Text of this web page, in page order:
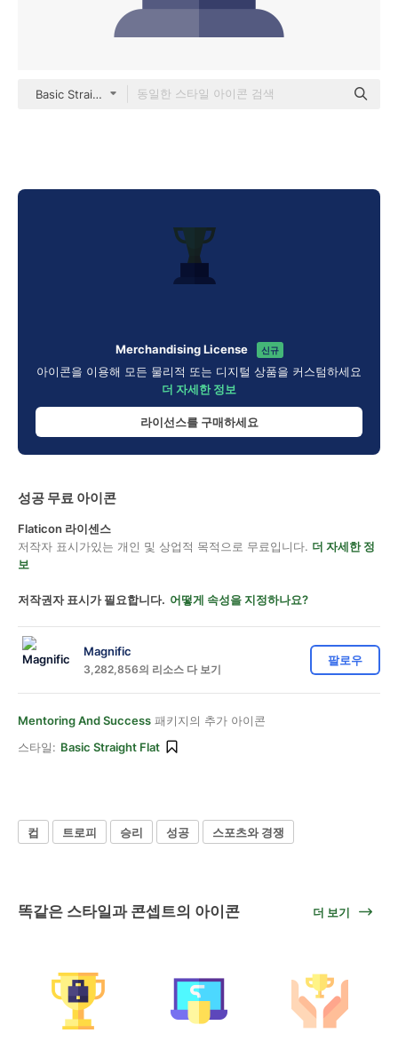
Basic Straight Flat
Merchandising License 신규
아이콘을 이용해 모든 물리적 또는 디지털 상품을 커스텀하세요
더 자세한 정보
라이선스를 구매하세요
성공 무료 아이콘
Flaticon 라이센스
저작자 표시가있는 개인 및 상업적 목적으로 무료입니다. 더 자세한 정
보
저작권자 표시가 필요합니다. 어떻게 속성을 지정하나요?
Magnific
3,282,856의 리소스 다 보기
팔로우
Mentoring And Success 패키지의 추가 아이콘
스타일: Basic Straight Flat
컵 트로피 승리 성공 스포츠와 경쟁
똑같은 스타일과 콘셉트의 아이콘 더 보기